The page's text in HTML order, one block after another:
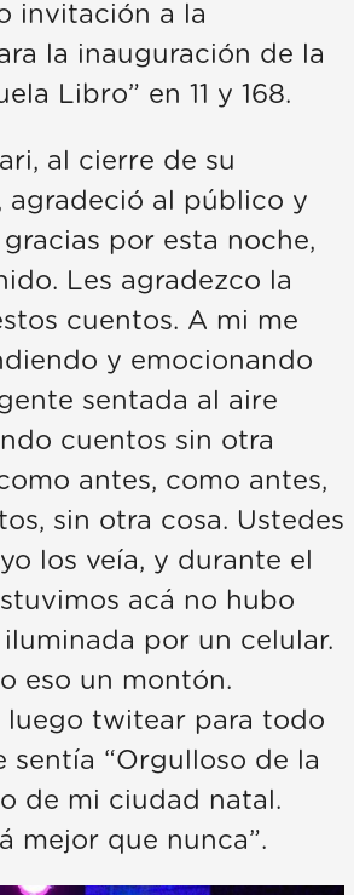
invitación a la
la inauguración de la
Libro” en 11 y 168.
al cierre de su
agradeció al público y
por esta noche,
Les agradezco la
cuentos. A mi me
y emocionando
sentada al aire
cuentos sin otra
antes, como antes,
sin otra cosa. Ustedes
los veía, y durante el
acá no hubo
por un celular.
eso un montón.
luego twitear para todo
sentía “Orgulloso de la
de mi ciudad natal.
mejor que nunca”.